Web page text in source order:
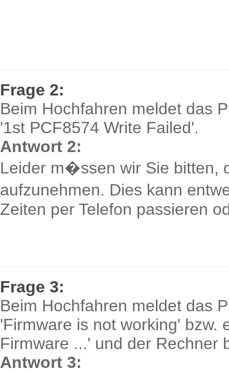
Frage 2:
Beim Hochfahren meldet das
'1st PCF8574 Write Failed'.
Antwort 2:
Leider m�ssen wir Sie bitten,
aufzunehmen. Dies kann
Zeiten per Telefon passieren
Frage 3:
Beim Hochfahren meldet das
'Firmware is not working' bzw.
Firmware ...' und der Rechner
Antwort 3: